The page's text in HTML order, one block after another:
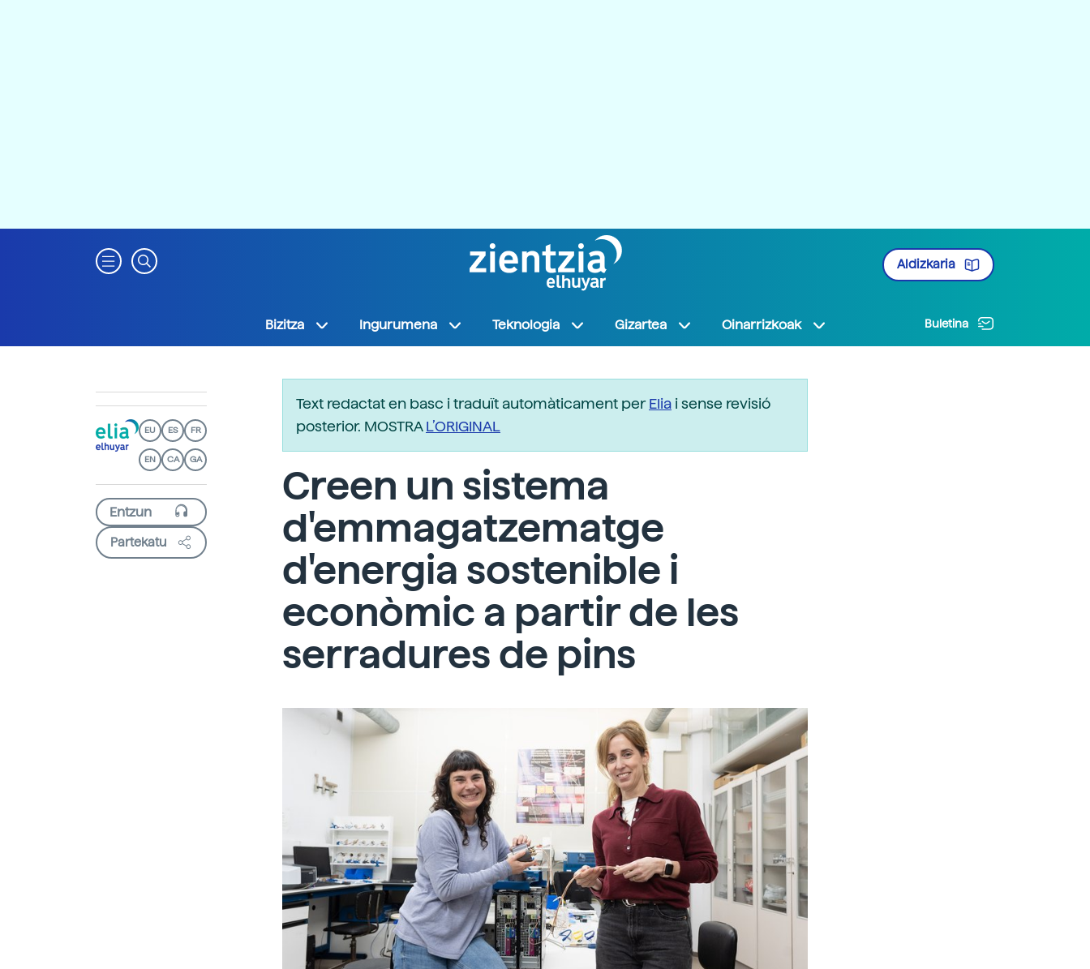
Aldizkaria
Bizitza Ingurumena Teknologia Gizartea Oinarrizkoak Buletina
EU ES FR
EN CA GA
Partekatu
Text redactat en basc i traduït automàticament perElia i sense revisió
posterior. MOSTRAL’ORIGINAL
Creen un sistema
d'emmagatzematge
d'energia sostenible i
econòmic a partir de les
serradures de pins